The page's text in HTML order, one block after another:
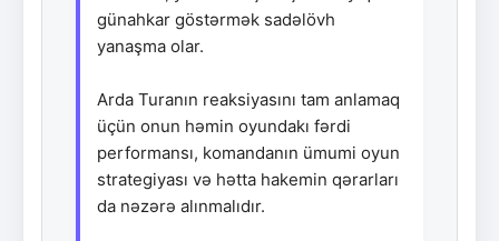
günahkar göstərmək sadəlövh
yanaşma olar.
Arda Turanın reaksiyasını tam anlamaq
üçün onun həmin oyundakı fərdi
performansı, komandanın ümumi oyun
strategiyası və hətta hakemin qərarları
da nəzərə alınmalıdır.